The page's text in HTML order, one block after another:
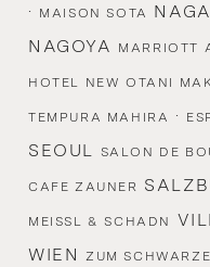
· MAISON SOTA
NAGOYA MARRIOTT
HOTEL NEW OTANI
TEMPURA MAHIRA ·
SEOUL SALON DE
CAFE ZAUNER
MEISSL & SCHADN
WIEN ZUM